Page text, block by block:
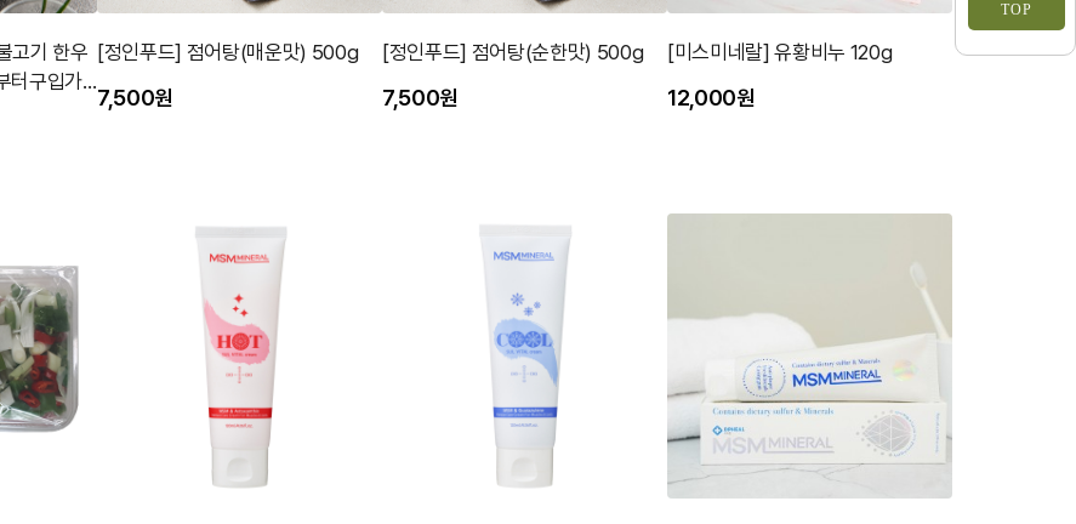
TOP
고기 한우
터구입가
[정인푸드] 점어탕(매운맛) 500g
7,500원
[정인푸드] 점어탕(순한맛) 500g
7,500원
[미스미네랄] 유황비누 120g
12,000원